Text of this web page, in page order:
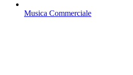
Musica Commerciale